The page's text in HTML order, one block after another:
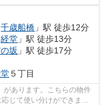
千歳船橋 」駅 徒歩12分
経堂 」駅 徒歩13分
坂 」駅 徒歩17分
５丁目
があります。こちらの物件
じて使い分けができま